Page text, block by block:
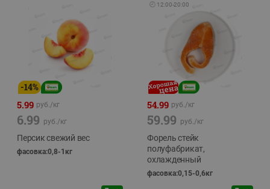
-14%
5.99 руб./кг
6.99 руб./кг
Персик свежий вес
фасовка:0,8-1кг
🕘 12:00-20:00
54.99 руб./кг
59.99 руб./кг
Форель стейк
полуфабрикат,
охлажденный
фасовка:0,15-0,6кг